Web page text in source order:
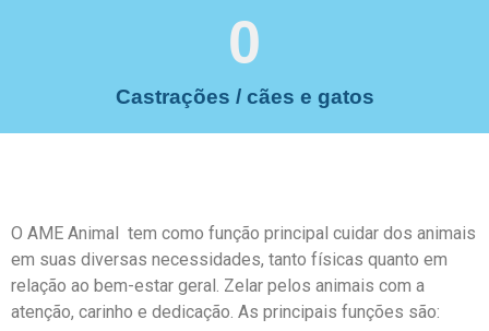
Castrações / cães e gatos
0
O AME Animal tem como função principal cuidar dos animais
em suas diversas necessidades, tanto físicas quanto em
relação ao bem-estar geral. Zelar pelos animais com a
atenção, carinho e dedicação. As principais funções são: